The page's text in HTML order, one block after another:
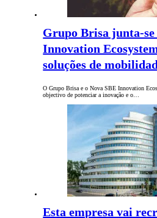
Grupo Brisa junta-se
Innovation
soluções de
O Grupo Brisa e o Nova SBE Innovation
objectivo de potenciar a inovação e o…
Esta empresa vai